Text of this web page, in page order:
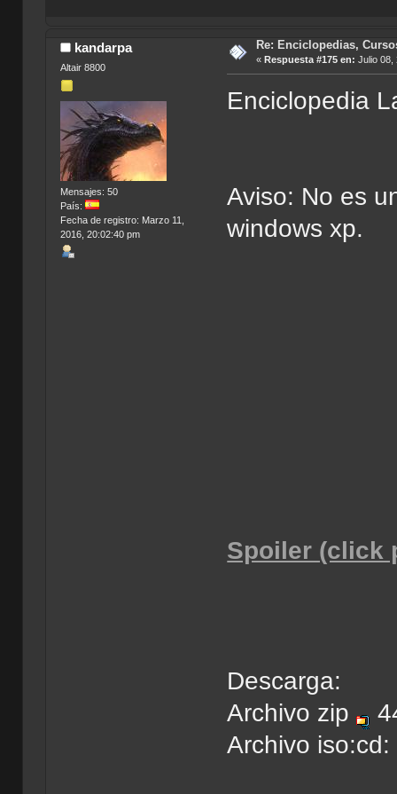
kandarpa
Altair 8800
Mensajes: 50
País:
Fecha de registro: Marzo 11,
2016, 20:02:40 pm
Re: Enciclopedias,
« Respuesta #175 en: Julio 08,
Enciclopedia
Aviso: No es
windows xp.
Spoiler (click
Descarga:
Archivo zip
Archivo